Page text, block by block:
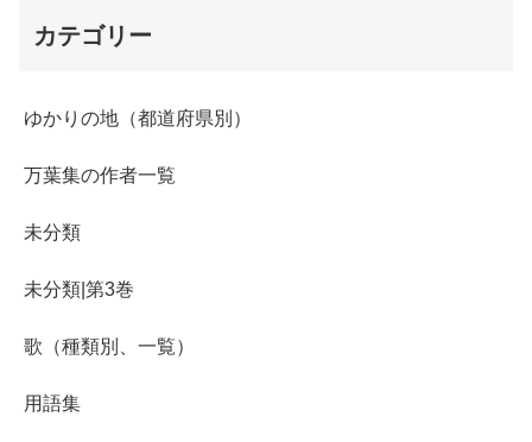
カテゴリー
ゆかりの地（都道府県別）
万葉集の作者一覧
未分類
未分類|第3巻
歌（種類別、一覧）
用語集